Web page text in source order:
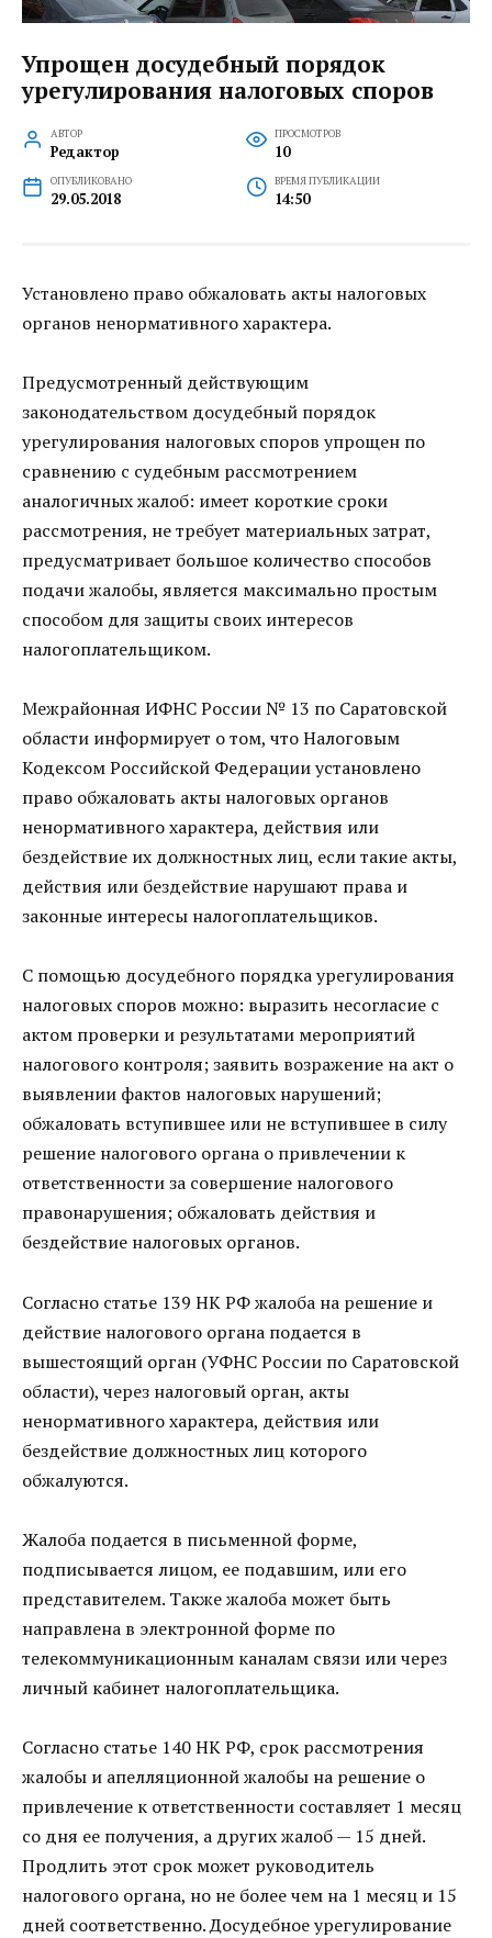
Упрощен досудебный порядок
урегулирования налоговых споров
АВТОР
Редактор
ПРОСМОТРОВ
10
ОПУБЛИКОВАНО
29.05.2018
ВРЕМЯ ПУБЛИКАЦИИ
14:50
Установлено право обжаловать акты налоговых
органов ненормативного характера.
Предусмотренный действующим
законодательством досудебный порядок
урегулирования налоговых споров упрощен по
сравнению с судебным рассмотрением
аналогичных жалоб: имеет короткие сроки
рассмотрения, не требует материальных затрат,
предусматривает большое количество способов
подачи жалобы, является максимально простым
способом для защиты своих интересов
налогоплательщиком.
Межрайонная ИФНС России № 13 по Саратовской
области информирует о том, что Налоговым
Кодексом Российской Федерации установлено
право обжаловать акты налоговых органов
ненормативного характера, действия или
бездействие их должностных лиц, если такие акты,
действия или бездействие нарушают права и
законные интересы налогоплательщиков.
С помощью досудебного порядка урегулирования
налоговых споров можно: выразить несогласие с
актом проверки и результатами мероприятий
налогового контроля; заявить возражение на акт о
выявлении фактов налоговых нарушений;
обжаловать вступившее или не вступившее в силу
решение налогового органа о привлечении к
ответственности за совершение налогового
правонарушения; обжаловать действия и
бездействие налоговых органов.
Согласно статье 139 НК РФ жалоба на решение и
действие налогового органа подается в
вышестоящий орган (УФНС России по Саратовской
области), через налоговый орган, акты
ненормативного характера, действия или
бездействие должностных лиц которого
обжалуются.
Жалоба подается в письменной форме,
подписывается лицом, ее подавшим, или его
представителем. Также жалоба может быть
направлена в электронной форме по
телекоммуникационным каналам связи или через
личный кабинет налогоплательщика.
Согласно статье 140 НК РФ, срок рассмотрения
жалобы и апелляционной жалобы на решение о
привлечение к ответственности составляет 1 месяц
со дня ее получения, а других жалоб — 15 дней.
Продлить этот срок может руководитель
налогового органа, но не более чем на 1 месяц и 15
дней соответственно. Досудебное урегулирование